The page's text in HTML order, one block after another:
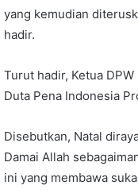
yang kemudian
hadir.
Turut hadir, Ketua
Duta Pena Indonesia
Disebutkan, Natal
Damai Allah
ini yang membawa